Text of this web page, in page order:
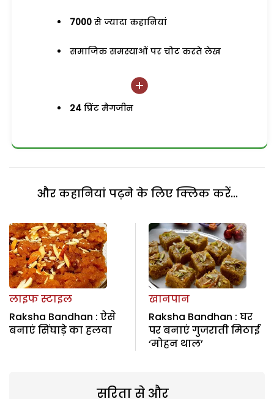
7000 से ज्यादा कहानियां
समाजिक समस्याओं पर चोट करते लेख
24 प्रिंट मैगजीन
और कहानियां पढ़ने के लिए क्लिक करें...
लाइफ स्टाइल
Raksha Bandhan : ऐसे
बनाएं सिंघाड़े का हलवा
खानपान
Raksha Bandhan : घर
पर बनाएं गुजराती मिठाई
‘मोहन थाल’
सरिता से और